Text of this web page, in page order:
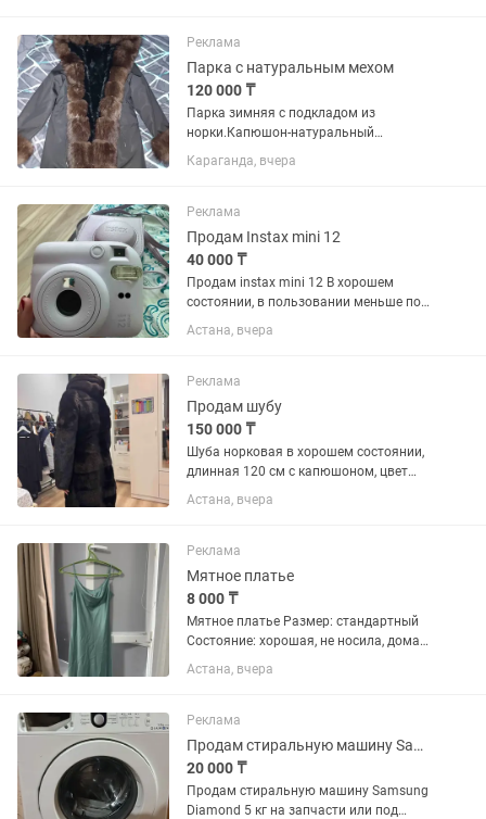
Реклама
Парка с натуральным мехом
120 000 ₸
Парка зимняя с подкладом из
норки.Капюшон-натуральный
мех.Покупала за 180.Размер 46-
48.Можно отстегнуть подклад и носить
Возможен торг!!!
Караганда, вчера
Реклама
Продам Instax mini 12
40 000 ₸
Продам instax mini 12 В хорошем
состоянии, в пользовании меньше пол
года. Жаль что лежит без дела.
Продам тем кому это интересно будет
молодежи...
Астана, вчера
Реклама
Продам шубу
150 000 ₸
Шуба норковая в хорошем состоянии,
длинная 120 см с капюшоном, цвет
темно коричневый нет потертостей,
носила аккуратно. Варианты возможно
Астана, вчера
Реклама
Мятное платье
8 000 ₸
Мятное платье Размер: стандартный
Состояние: хорошая, не носила, дома
просто так лежат. Нежный мятный
цвет, атласная ткань, красиво
Астана, вчера
Реклама
Продам стиральную машину Samsung Diamond на запчасти
20 000 ₸
Продам стиральную машину Samsung
Diamond 5 кг на запчасти или под